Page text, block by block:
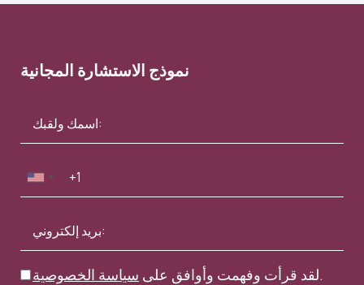
نموذج الاستشارة المجانية
لقد قرأت وفهمت وأوافق على سياسة الخصوصية
.